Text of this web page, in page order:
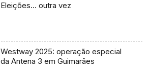
Eleições… outra vez
Westway 2025: operação especial
da Antena 3 em Guimarães